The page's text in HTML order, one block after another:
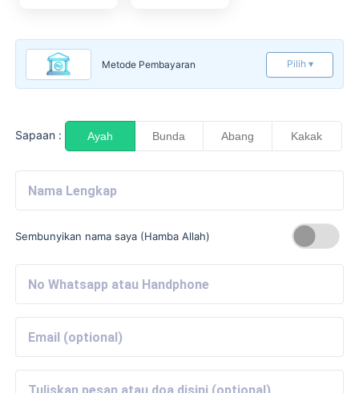
Metode Pembayaran Pilih ▾
Sapaan : Ayah Bunda Abang Kakak
Sembunyikan nama saya (Hamba Allah)